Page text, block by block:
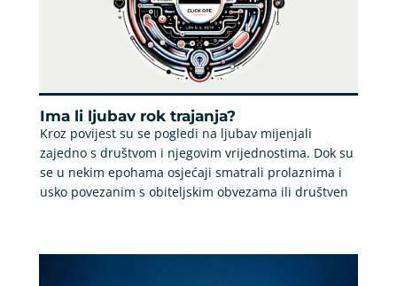
Ima li ljubav rok trajanja?
Kroz povijest su se pogledi na ljubav mijenjali
zajedno s društvom i njegovim vrijednostima. Dok su
se u nekim epohama osjećaji smatrali prolaznima i
usko povezanim s obiteljskim obvezama ili društven